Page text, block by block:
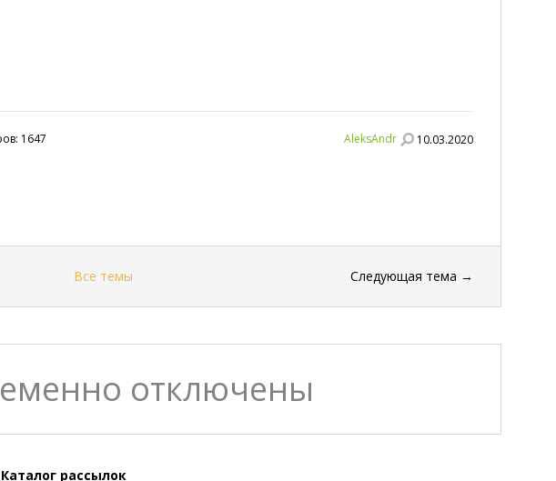
AleksAndr 10.03.2020
1647
Все темы Следующая тема →
отключены
Каталог рассылок